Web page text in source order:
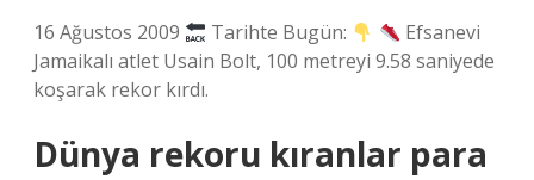
16 Ağustos 2009 Tarihte Bugün:
Efsanevi
Jamaikalı atlet Usain Bolt, 100 metreyi 9.58 saniyede
koşarak rekor kırdı.
Dünya rekoru kıranlar para